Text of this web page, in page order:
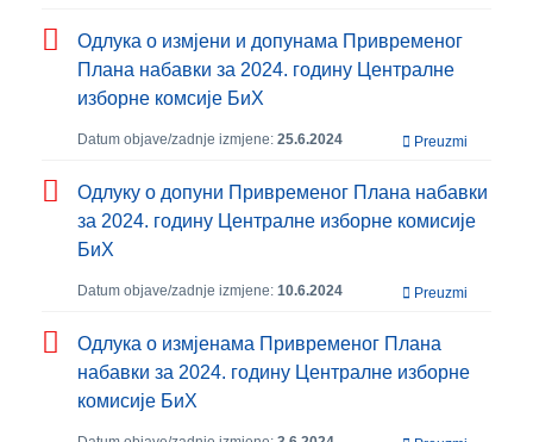
Одлука о измјени и допунама Привременог
Плана набавки за 2024. годину Централне
изборне комсије БиХ
Datum objave/zadnje izmjene: 25.6.2024 Preuzmi
Одлуку о допуни Привременог Плана набавки
за 2024. годину Централне изборне комисије
БиХ
Datum objave/zadnje izmjene: 10.6.2024 Preuzmi
Одлука о измјенама Привременог Плана
набавки за 2024. годину Централне изборне
комисије БиХ